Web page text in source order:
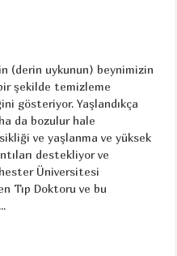
(derin uykunun) beynimizin
şekilde temizleme
gösteriyor. Yaşlandıkça
da bozulur hale
ve yaşlanma ve yüksek
destekliyor ve
Üniversitesi
Tıp Doktoru ve bu